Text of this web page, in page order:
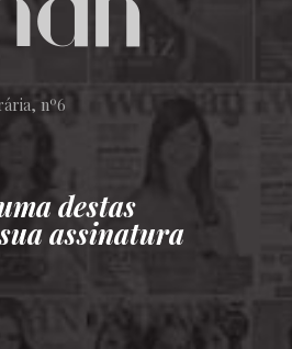
nº6
destas
assinatura